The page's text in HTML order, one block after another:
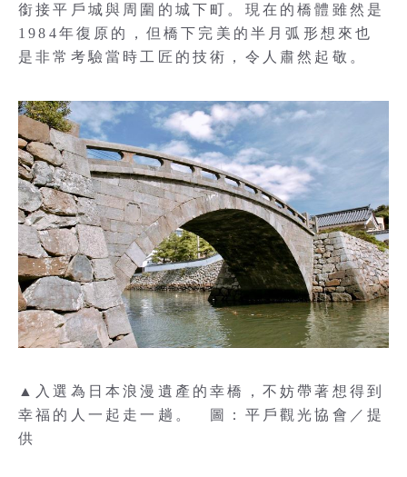
銜接平戶城與周圍的城下町。現在的橋體雖然是
1984年復原的，但橋下完美的半月弧形想來也
是非常考驗當時工匠的技術，令人肅然起敬。
▲入選為日本浪漫遺產的幸橋，不妨帶著想得到
幸福的人一起走一趟。 圖：平戶觀光協會／提
供